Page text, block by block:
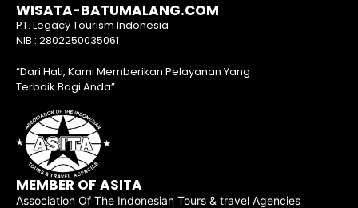
WISATA-BATUMALANG.COM
PT. Legacy Tourism Indonesia
NIB : 2802250035061
“Dari Hati, Kami Memberikan Pelayanan Yang
Terbaik Bagi Anda”
MEMBER OF ASITA
Association Of The Indonesian Tours & travel Agencies